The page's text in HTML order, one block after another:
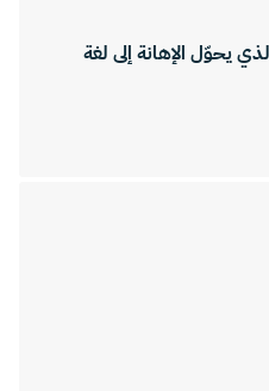
يحوّل الإهانة إلى لغة